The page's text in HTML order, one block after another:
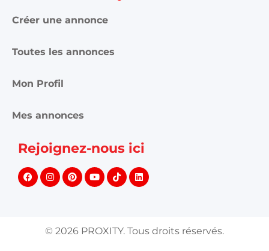
Créer une annonce
Toutes les annonces
Mon Profil
Mes annonces
Rejoignez-nous ici
© 2026 PROXITY. Tous droits réservés.